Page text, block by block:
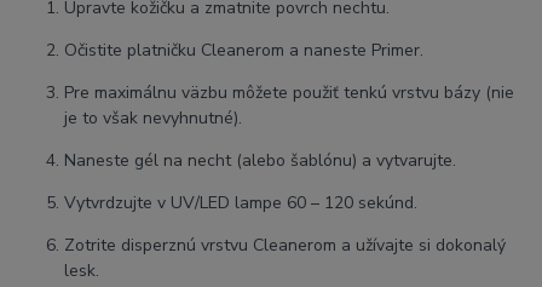
Upravte kožičku a zmatnite povrch nechtu.
Očistite platničku Cleanerom a naneste Primer.
Pre maximálnu väzbu môžete použiť tenkú vrstvu bázy (nie
je to však nevyhnutné).
Naneste gél na necht (alebo šablónu) a vytvarujte.
Vytvrdzujte v UV/LED lampe 60 – 120 sekúnd.
Zotrite disperznú vrstvu Cleanerom a užívajte si dokonalý
lesk.